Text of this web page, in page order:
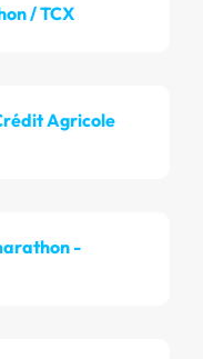
/ TCX
Agricole
-